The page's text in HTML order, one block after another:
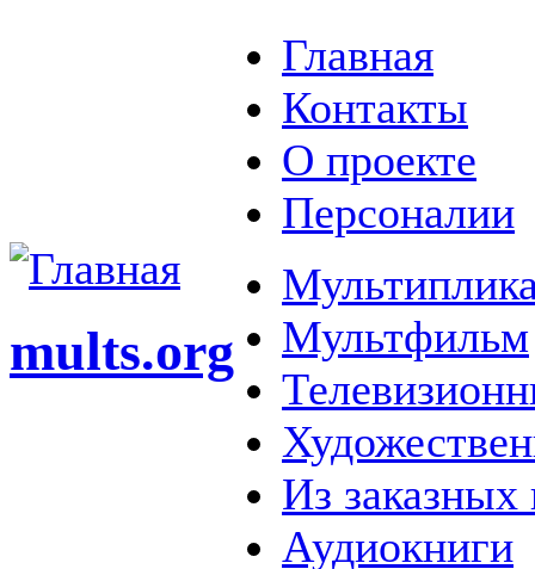
mults.org
Главная
Контакты
О проекте
Персоналии
Мультфильм
Из заказных
Аудиокниги